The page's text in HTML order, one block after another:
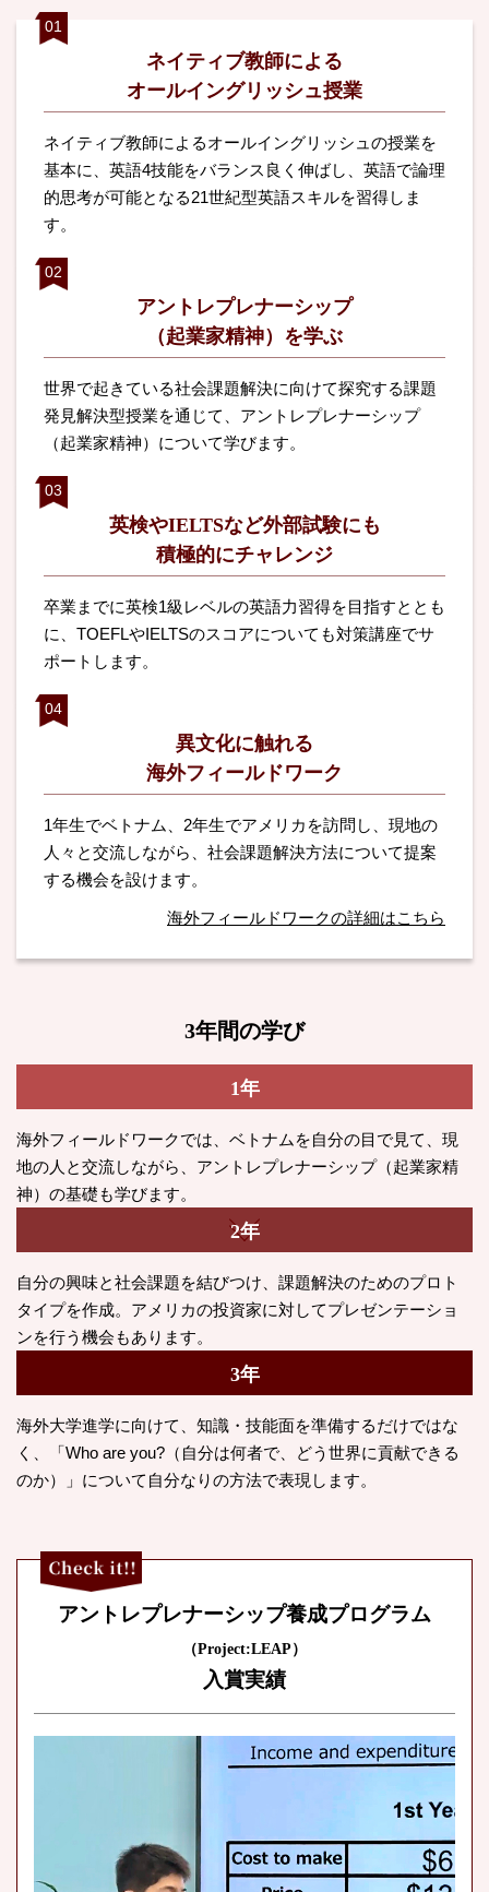
ネイティブ教師による
オールイングリッシュ授業
ネイティブ教師によるオールイングリッシュの授業を
基本に、英語4技能をバランス良く伸ばし、英語で論理
的思考が可能となる21世紀型英語スキルを習得しま
す。
アントレプレナーシップ
（起業家精神）を学ぶ
世界で起きている社会課題解決に向けて探究する課題
発見解決型授業を通じて、アントレプレナーシップ
（起業家精神）について学びます。
英検やIELTSなど外部試験にも
積極的にチャレンジ
卒業までに英検1級レベルの英語力習得を目指すととも
に、TOEFLやIELTSのスコアについても対策講座でサ
ポートします。
異文化に触れる
海外フィールドワーク
1年生でベトナム、2年生でアメリカを訪問し、現地の
人々と交流しながら、社会課題解決方法について提案
する機会を設けます。
海外フィールドワークの詳細はこちら
3年間の学び
1年
海外フィールドワークでは、ベトナムを自分の目で見て、現
地の人と交流しながら、アントレプレナーシップ（起業家精
神）の基礎も学びます。
2年
自分の興味と社会課題を結びつけ、課題解決のためのプロト
タイプを作成。アメリカの投資家に対してプレゼンテーショ
ンを行う機会もあります。
3年
海外大学進学に向けて、知識・技能面を準備するだけではな
く、「Who are you?（自分は何者で、どう世界に貢献できる
のか）」について自分なりの方法で表現します。
アントレプレナーシップ養成プログラム
（Project:LEAP）
入賞実績